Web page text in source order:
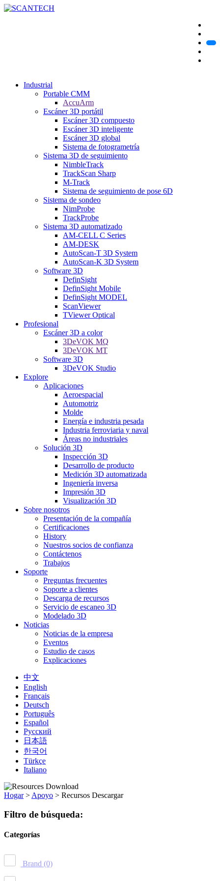
Industrial
Portable CMM
AccuArm
Escáner 3D portátil
Escáner 3D compuesto
Escáner 3D inteligente
Escáner 3D global
Sistema de fotogrametría
Sistema 3D de seguimiento
NimbleTrack
TrackScan Sharp
M-Track
Sistema de seguimiento de pose 6D
Sistema de sondeo
NimProbe
TrackProbe
Sistema 3D automatizado
AM-CELL C Series
AM-DESK
AutoScan-T 3D System
AutoScan-K 3D System
Software 3D
DefinSight
DefinSight Mobile
DefinSight MODEL
ScanViewer
TViewer Optical
Profesional
Escáner 3D a color
3DeVOK MQ
3DeVOK MT
Software 3D
3DeVOK Studio
Explore
Aplicaciones
Aeroespacial
Automotriz
Molde
Energía e industria pesada
Industria ferroviaria y naval
Áreas no industriales
Solución 3D
Inspección 3D
Desarrollo de producto
Medición 3D automatizada
Ingeniería inversa
Impresión 3D
Visualización 3D
Sobre nosotros
Presentación de la compañía
Certificaciones
History
Nuestros socios de confianza
Contáctenos
Trabajos
Soporte
Preguntas frecuentes
Soporte a clientes
Descarga de recursos
Servicio de escaneo 3D
Modelado 3D
Noticias
Noticias de la empresa
Eventos
Estudio de casos
Explicaciones
中文
English
Français
Deutsch
Português
Español
Русский
日本語
한국어
Türkçe
Italiano
Hogar > Apoyo > Recursos Descargar
Filtro de búsqueda:
Categorías
Brand (0)